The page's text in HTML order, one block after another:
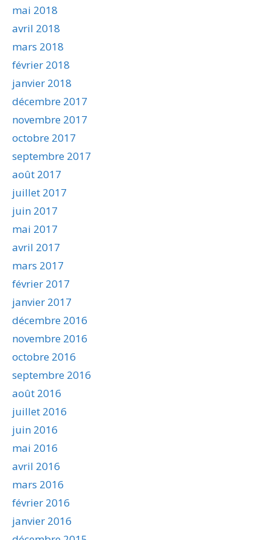
mai 2018
avril 2018
mars 2018
février 2018
janvier 2018
décembre 2017
novembre 2017
octobre 2017
septembre 2017
août 2017
juillet 2017
juin 2017
mai 2017
avril 2017
mars 2017
février 2017
janvier 2017
décembre 2016
novembre 2016
octobre 2016
septembre 2016
août 2016
juillet 2016
juin 2016
mai 2016
avril 2016
mars 2016
février 2016
janvier 2016